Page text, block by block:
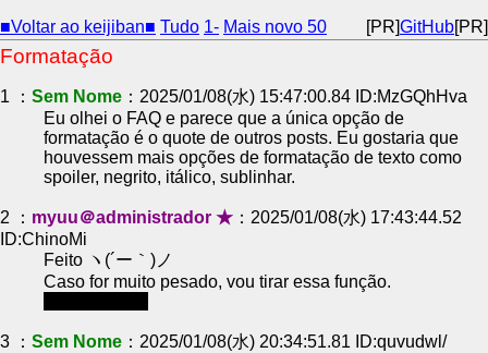
■Voltar ao keijiban■ Tudo 1- Mais novo 50 [PR]GitHub[PR]
Formatação
1 ： Sem Nome ：2025/01/08(水) 15:47:00.84 ID:MzGQhHva
Eu olhei o FAQ e parece que a única opção de
formatação é o quote de outros posts. Eu gostaria que
houvessem mais opções de formatação de texto como
spoiler, negrito, itálico, sublinhar.
2 ： myuu＠administrador ★ ：2025/01/08(水) 17:43:44.52
ID:ChinoMi
Feito ヽ(´ー｀)ノ
Caso for muito pesado, vou tirar essa função.
3 ： Sem Nome ：2025/01/08(水) 20:34:51.81 ID:quvudwl/